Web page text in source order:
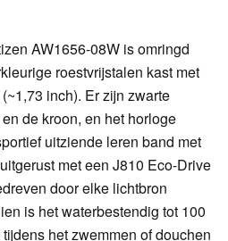
AW1656-08W is omringd
roestvrijstalen kast met
inch). Er zijn zwarte
de kroon, en het horloge
uitziende leren band met
met een J810 Eco-Drive
door elke lichtbron
is het waterbestendig tot 100
het zwemmen of douchen